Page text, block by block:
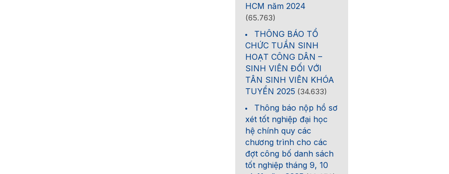
HCM năm 2024
(65.763)
THÔNG BÁO TỔ
CHỨC TUẦN SINH
HOẠT CÔNG DÂN –
SINH VIÊN ĐỐI VỚI
TÂN SINH VIÊN KHÓA
TUYỂN 2025 (34.633)
Thông báo nộp hồ sơ
xét tốt nghiệp đại học
hệ chính quy các
chương trình cho các
đợt công bố danh sách
tốt nghiệp tháng 9, 10